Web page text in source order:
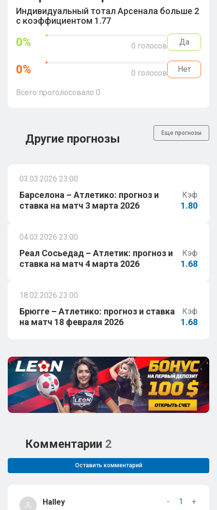
Индивидуальный тотал Арсенала больше 2
с коэффициентом 1.77
0% 0 голосов Да
0% 0 голосов Нет
Всего проголосовало 0
Другие прогнозы Еще прогнозы
03.03.2026 23:00
Барселона – Атлетико: прогноз и
ставка на матч 3 марта 2026
Кэф
1.80
04.03.2026 23:00
Реал Сосьедад – Атлетик: прогноз и
ставка на матч 4 марта 2026
Кэф
1.68
18.02.2026 23:00
Брюгге – Атлетико: прогноз и ставка
на матч 18 февраля 2026
Кэф
1.68
Комментарии 2
Оставить комментарий
Halley - 1
+